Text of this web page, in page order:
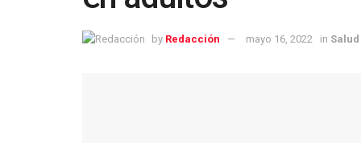
by Redacción mayo 16, 2022 in Salud